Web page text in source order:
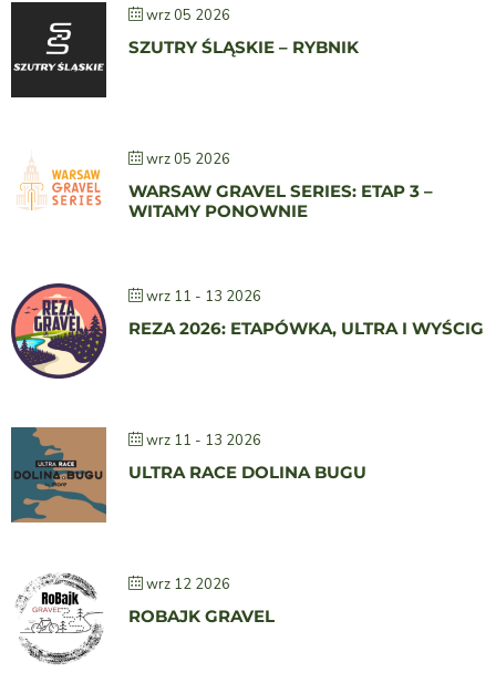
wrz 05 2026
SZUTRY ŚLĄSKIE – RYBNIK
wrz 05 2026
WARSAW GRAVEL SERIES: ETAP 3 –
WITAMY PONOWNIE
wrz 11 - 13 2026
REZA 2026: ETAPÓWKA, ULTRA I WYŚCIG
wrz 11 - 13 2026
ULTRA RACE DOLINA BUGU
wrz 12 2026
ROBAJK GRAVEL